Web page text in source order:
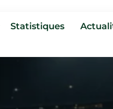
Statistiques